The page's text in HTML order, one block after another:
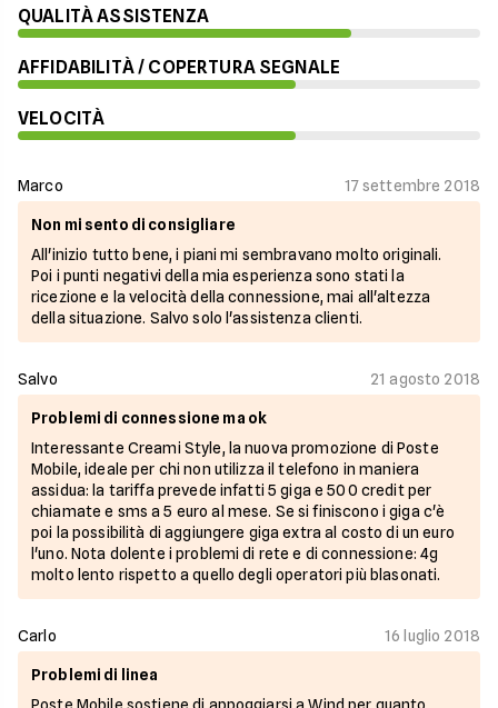
QUALITÀ ASSISTENZA
AFFIDABILITÀ / COPERTURA SEGNALE
VELOCITÀ
Marco 17 settembre 2018
Non mi sento di consigliare
All'inizio tutto bene, i piani mi sembravano molto originali.
Poi i punti negativi della mia esperienza sono stati la
ricezione e la velocità della connessione, mai all'altezza
della situazione. Salvo solo l'assistenza clienti.
Salvo 21 agosto 2018
Problemi di connessione ma ok
Interessante Creami Style, la nuova promozione di Poste
Mobile, ideale per chi non utilizza il telefono in maniera
assidua: la tariffa prevede infatti 5 giga e 500 credit per
chiamate e sms a 5 euro al mese. Se si finiscono i giga c'è
poi la possibilità di aggiungere giga extra al costo di un euro
l'uno. Nota dolente i problemi di rete e di connessione: 4g
molto lento rispetto a quello degli operatori più blasonati.
Carlo 16 luglio 2018
Problemi di linea